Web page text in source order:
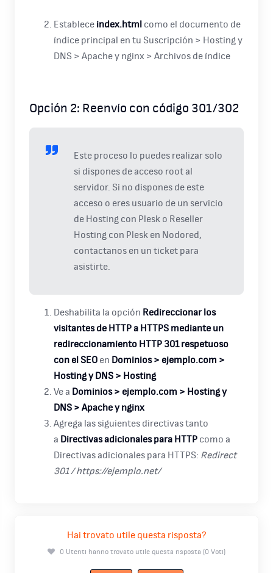
Establece index.html como el documento de
índice principal en tu Suscripción > Hosting y
DNS > Apache y nginx > Archivos de índice
Opción 2: Reenvío con código 301/302
Este proceso lo puedes realizar solo
si dispones de acceso root al
servidor. Si no dispones de este
acceso o eres usuario de un servicio
de Hosting con Plesk o Reseller
Hosting con Plesk en Nodored,
contactanos en un ticket para
asistirte.
Deshabilita la opción Redireccionar los
visitantes de HTTP a HTTPS mediante un
redireccionamiento HTTP 301 respetuoso
con el SEO en Dominios > ejemplo.com >
Hosting y DNS > Hosting
Ve a Dominios > ejemplo.com > Hosting y
DNS > Apache y nginx
Agrega las siguientes directivas tanto
a Directivas adicionales para HTTP como a
Directivas adicionales para HTTPS: Redirect
301 / https://ejemplo.net/
Hai trovato utile questa risposta?
0 Utenti hanno trovato utile questa risposta (0 Voti)